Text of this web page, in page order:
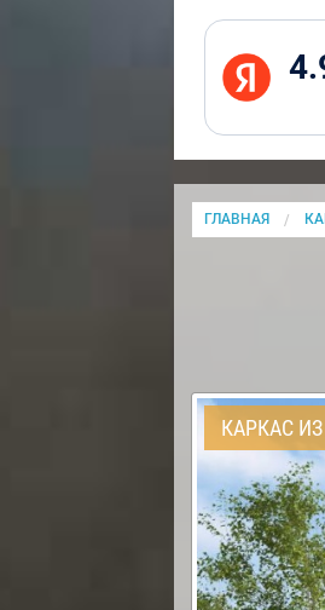
ГЛАВНАЯ
КАРКАС